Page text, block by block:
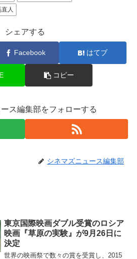
直人
シェアする
Facebook はてブ
コピー
ス編集部をフォローする
シネマズニュース編集部
東京国際映画ダブル受賞のロシア
映画『草原の実験』が9月26日に
決定
世界の映画祭で数々の賞を受賞し、2015